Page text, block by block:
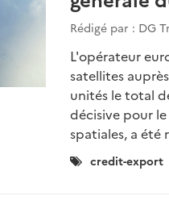
Rédigé par : DG
L'opérateur
satellites
unités le total
décisive pour
spatiales, a été
Catégories
credit-export